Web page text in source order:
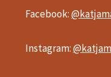
Facebook:
Instagram: